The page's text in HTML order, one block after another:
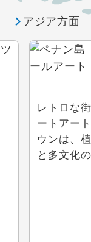
アジア方面
レトロな
ートアー
ウンは、
と多文化